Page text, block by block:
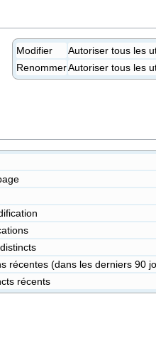
Modifier
Autoriser tous les
RenommerAutoriser tous les
récentes (dans les derniers 90
récents